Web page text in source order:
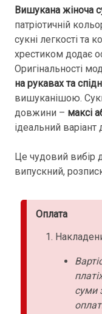
Вишукана жіноча
патріотичній
сукні легкості
хрестиком додає
Оригінальності
на рукавах та
вишуканішою.
довжини – максі
ідеальний варіант
Це чудовий вибір
випускний,
Оплата
суми